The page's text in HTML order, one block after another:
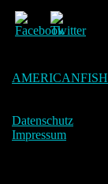
AMERICANFISH
Datenschutz
Impressum